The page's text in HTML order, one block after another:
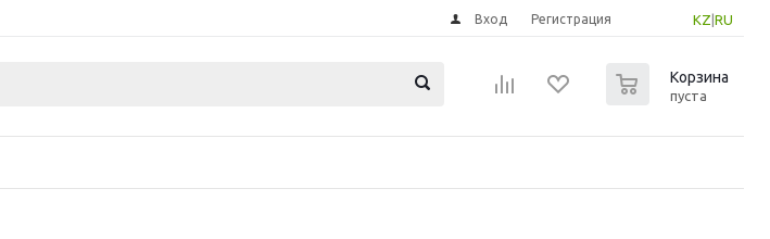
KZ RU
Вход Регистрация
Корзина
пуста